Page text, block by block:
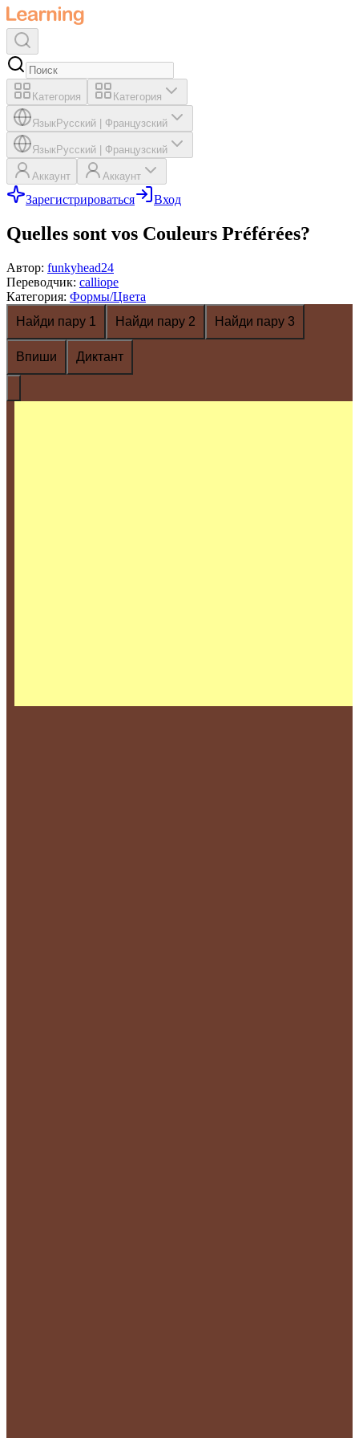
Категория Категория
ЯзыкРусский Французский
ЯзыкРусский Французский
Аккаунт Аккаунт
Зарегистрироваться Вход
Quelles sont vos Couleurs Préférées?
Автор: funkyhead24
Переводчик: calliope
Категория: Формы/Цвета
Найди пару 1
Найди пару 2 Найди пару 3
Впиши Диктант